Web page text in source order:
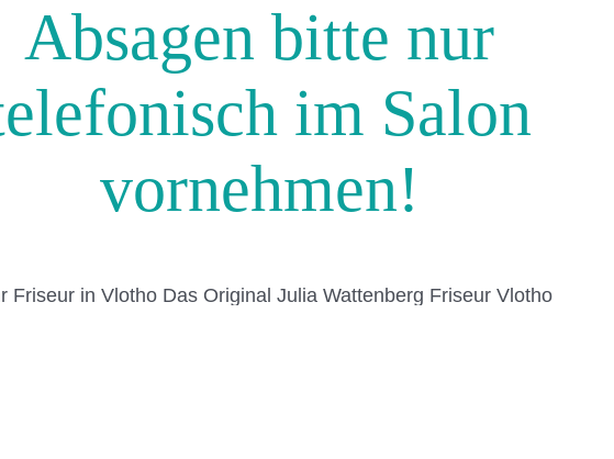
Absagen bitte nur
im Salon
vornehmen!